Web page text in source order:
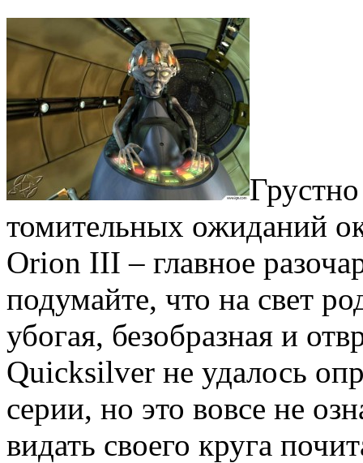
томительных ожиданий
Orion III – главное
подумайте, что на свет
убогая, безобразная и
Quicksilver не удалось
серии, но это вовсе не
видать своего круга